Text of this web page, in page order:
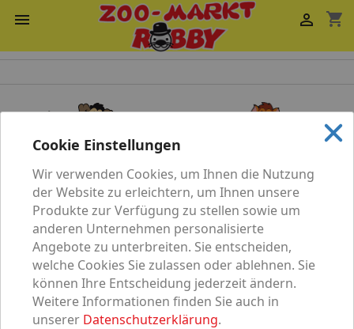
 shopping_cart

Hund Katze
Vögel Nagetier
Cookie Einstellungen
Wir verwenden Cookies, um Ihnen die Nutzung
der Website zu erleichtern, um Ihnen unsere
Produkte zur Verfügung zu stellen sowie um
anderen Unternehmen personalisierte
Angebote zu unterbreiten. Sie entscheiden,
welche Cookies Sie zulassen oder ablehnen. Sie
können Ihre Entscheidung jederzeit ändern.
Weitere Informationen finden Sie auch in
unserer Datenschutzerklärung.